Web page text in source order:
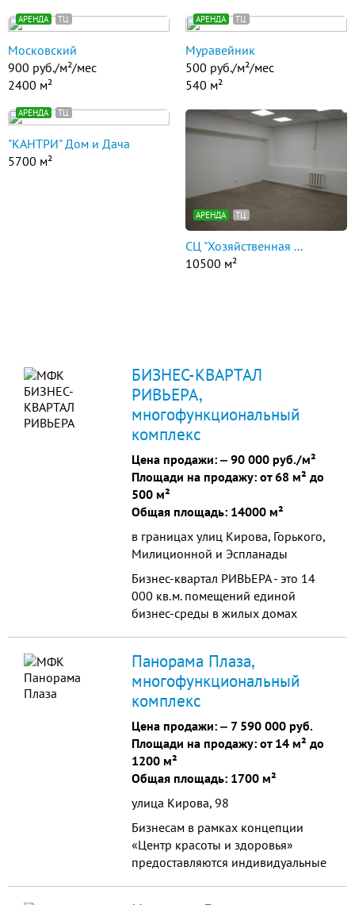
АРЕНДА ТЦ
Московский
900 руб./м²/мес
2400 м²
АРЕНДА ТЦ
Муравейник
500 руб./м²/мес
540 м²
АРЕНДА ТЦ
"КАНТРИ" Дом и Дача
5700 м²
АРЕНДА ТЦ
СЦ "Хозяйственная ...
10500 м²
БИЗНЕС-КВАРТАЛ
РИВЬЕРА,
многофункциональный
комплекс
Цена продажи: ‒ 90 000 руб./м²
Площади на продажу: от 68 м² до
500 м²
Общая площадь: 14000 м²
в границах улиц Кирова, Горького,
Милиционной и Эспланады
Бизнес-квартал РИВЬЕРА - это 14
000 кв.м. помещений единой
бизнес-среды в жилых домах
000 чел. - Высокий пешеходный и
автомобильный трафик -
Квартальная застройка на участке
10Га - численность населения
"Ривьера Парк" более 4 000 чел.
Состав кластеров: - Бизнес-центр; -
Ресторанная галерея; - SPA/Фитнес;
- Медицинский центр/
стоматология/аптека; - Торговая
галерея; - Салон красоты/
массажный салон; - Фуд-холл; -
Офис продаж/туристическое
Панорама Плаза,
многофункциональный
комплекс
Цена продажи: ‒ 7 590 000 руб.
Площади на продажу: от 14 м² до
1200 м²
Общая площадь: 1700 м²
улица Кирова, 98
Бизнесам в рамках концепции
«Центр красоты и здоровья»
предоставляются индивидуальные